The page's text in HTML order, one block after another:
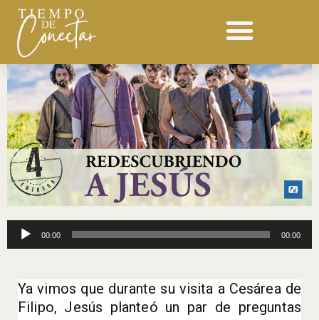
contenido
Reproductor
de
00:00 00:00
Ya vimos que durante su visita a Cesárea de
Filipo, Jesús planteó un par de preguntas